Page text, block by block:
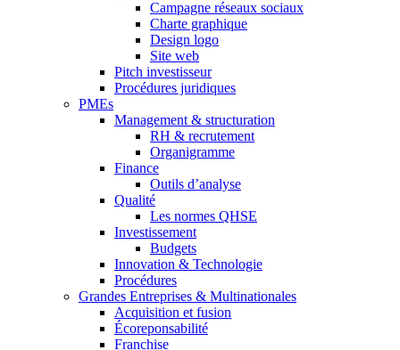
Campagne réseaux sociaux
Charte graphique
Design logo
Site web
Pitch investisseur
Procédures juridiques
PMEs
Management & structuration
RH & recrutement
Organigramme
Finance
Outils d’analyse
Qualité
Les normes QHSE
Investissement
Budgets
Innovation & Technologie
Procédures
Grandes Entreprises & Multinationales
Acquisition et fusion
Écoreponsabilité
Franchise